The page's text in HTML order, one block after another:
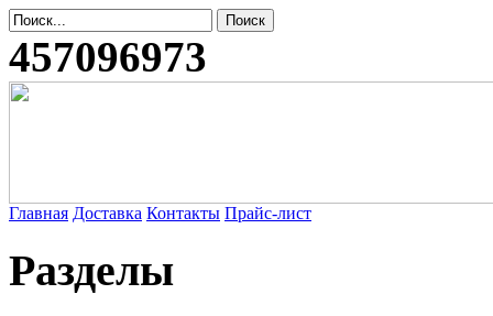
457096973
Главная Доставка Контакты Прайс-лист
Разделы